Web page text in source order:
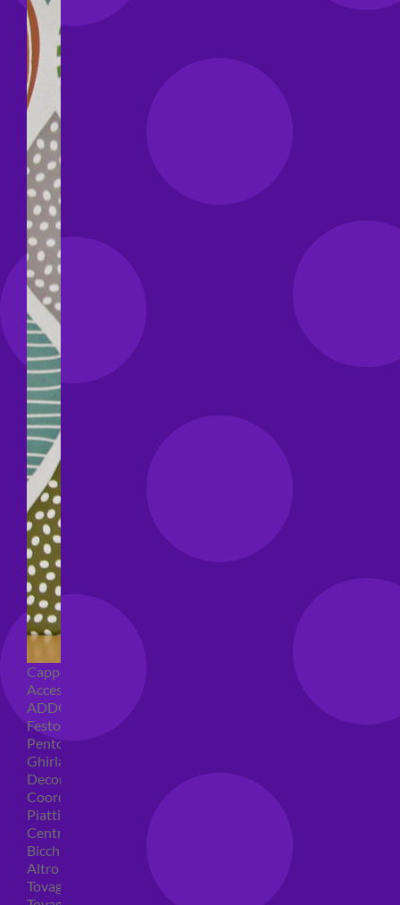
Cappellini per feste
Accessori per feste
ADDOBBI COMPLEANNO
Festoni compleanno
Pentolacce
Ghirlande decorative
Decorazioni tavola
Coordinati tavola per feste
Piatti compleanno
Centrotavola
Bicchieri feste
Altro
Tovaglioli